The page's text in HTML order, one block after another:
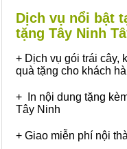
Dịch vụ nổi bật
tặng Tây Ninh
+ Dịch vụ gói trái cây,
quà tặng cho khách
+ In nội dung tặng
Tây Ninh
+ Giao miễn phí nội